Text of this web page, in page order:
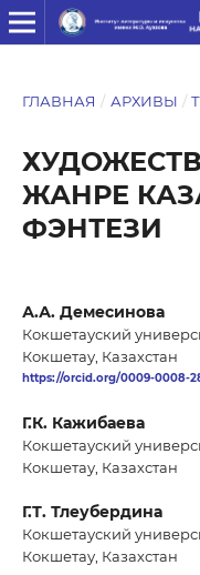
ГЛАВНАЯ / АРХИВЫ /
ЖАНРЕ
ФЭНТЕЗИ
А.А. Демесинова
Кокшетауский
Кокшетау, Казахстан
https://orcid.org/0009-0008-
Г.К. Кажибаева
Кокшетауский
Кокшетау, Казахстан
Г.Т. Тлеубердина
Кокшетауский
Кокшетау, Казахстан